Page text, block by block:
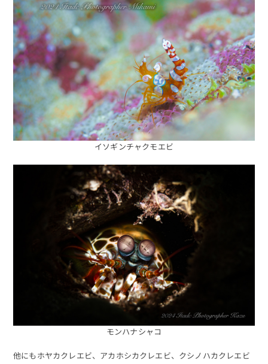
イソギンチャクモエビ
モンハナシャコ
他にもホヤカクレエビ、アカホシカクレエビ、クシノハカクレエビ